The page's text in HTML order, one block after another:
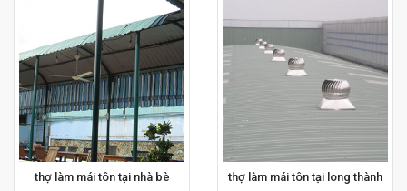
thợ làm mái tôn tại nhà bè thợ làm mái tôn tại long thành